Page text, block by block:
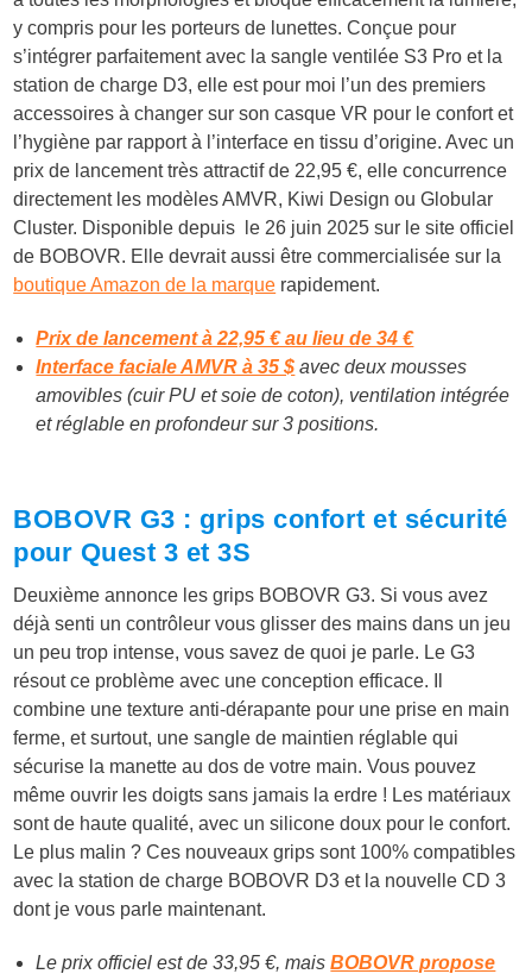
y compris pour les porteurs de lunettes. Conçue pour
s’intégrer parfaitement avec la sangle ventilée S3 Pro et la
station de charge D3, elle est pour moi l’un des premiers
accessoires à changer sur son casque VR pour le confort et
l’hygiène par rapport à l’interface en tissu d’origine. Avec un
prix de lancement très attractif de 22,95 €, elle concurrence
directement les modèles AMVR, Kiwi Design ou Globular
Cluster. Disponible depuis le 26 juin 2025 sur le site officiel
de BOBOVR. Elle devrait aussi être commercialisée sur la
boutique Amazon de la marque rapidement.
Prix de lancement à 22,95 € au lieu de 34 €
Interface faciale AMVR à 35 $ avec deux mousses
amovibles (cuir PU et soie de coton), ventilation intégrée
et réglable en profondeur sur 3 positions.
BOBOVR G3 : grips confort et sécurité
pour Quest 3 et 3S
Deuxième annonce les grips BOBOVR G3. Si vous avez
déjà senti un contrôleur vous glisser des mains dans un jeu
un peu trop intense, vous savez de quoi je parle. Le G3
résout ce problème avec une conception efficace. Il
combine une texture anti-dérapante pour une prise en main
ferme, et surtout, une sangle de maintien réglable qui
sécurise la manette au dos de votre main. Vous pouvez
même ouvrir les doigts sans jamais la erdre ! Les matériaux
sont de haute qualité, avec un silicone doux pour le confort.
Le plus malin ? Ces nouveaux grips sont 100% compatibles
avec la station de charge BOBOVR D3 et la nouvelle CD 3
dont je vous parle maintenant.
Le prix officiel est de 33,95 €, maisBOBOVR propose